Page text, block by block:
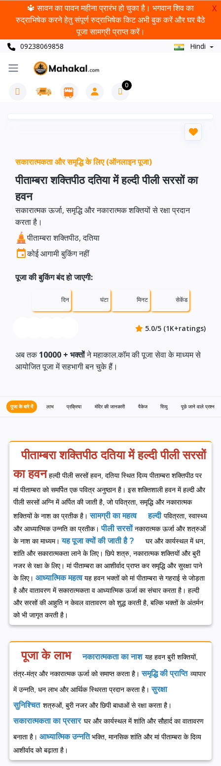
🔱 सावन का पावन महीना प्रारंभ हो चुका है। भगवान शिव का
रुद्राभिषेक करने हेतु संपूर्ण रुद्राभिषेक किट अभी बुक करें और घर बैठे
पूजा सामग्री प्राप्त करें।
X
09238069858 Hindi
0
सकारात्मकता और समृद्धि के लिए (ऑनलाइन पूजा)
पीताम्बरा शक्तिपीठ दतिया में हल्दी पीली सरसों का
हवन
सकारात्मक ऊर्जा, समृद्धि और नकारात्मक शक्तियों से रक्षा प्रदान
करता है।
पीताम्बरा शक्तिपीठ, दतिया
कोई आगामी बुकिंग नहीं
पूजा की बुकिंग बंद हो जाएगी:
दिन घंटा मिनट सेकेंड
5.0/5 (1K+ratings)
अब तक 10000 + भक्तोंने महाकाल.कॉम की पूजा सेवा के माध्यम से
आयोजित पूजा में सहभागी बन चुके हैं।
पूजा के बारे में लाभ प्रक्रिया मंदिर की जानकारी पैकेज रिव्यु पूछे जाने वाले प्रश्न
पीताम्बरा शक्तिपीठ दतिया में हल्दी पीली सरसों
का हवन हल्दी पीली सरसों हवन, दतिया स्थित दिव्य पीताम्बरा शक्तिपीठ पर
मां पीताम्बरा को समर्पित एक पवित्र अनुष्ठान है। इस शक्तिशाली हवन में हल्दी और
पीली सरसों अग्नि में अर्पित की जाती है, जो पवित्रता, समृद्धि और नकारात्मक
शक्तियों के नाश का प्रतीक है। सामग्री का महत्व हल्दी पवित्रता, स्वास्थ्य
और आध्यात्मिक उन्नति का प्रतीक। पीली सरसोंनकारात्मक ऊर्जा और शत्रुओं
के नाश का माध्यम। यह पूजा क्यों की जाती है ?
घर और कार्यस्थल में धन,
शांति और सकारात्मकता लाने के लिए। छिपे शत्रु, नकारात्मक शक्तियों और बुरी
नजर से रक्षा के लिए। मां पीताम्बरा का आशीर्वाद प्राप्त कर समृद्धि और सुरक्षा पाने
के लिए। आध्यात्मिक महत्व यह हवन भक्तों को मां पीताम्बरा से गहराई से जोड़ता
है और वातावरण में सकारात्मकता व आध्यात्मिक ऊर्जा का संचार करता है। हल्दी
और सरसों की आहुति न केवल वातावरण को शुद्ध करती है, बल्कि भक्तों के अंतर्मन
को भी जागृत करती है।
पूजा के लाभ नकारात्मकता का नाश यह हवन बुरी शक्तियों,
तंत्र-मंत्र और नकारात्मक ऊर्जा को समाप्त करता है। समृद्धि की प्राप्ति व्यापार
में उन्नति, धन लाभ और आर्थिक स्थिरता प्रदान करता है। सुरक्षा
सुनिश्चित शत्रुओं, बुरी नजर और छिपी बाधाओं से रक्षा करता है।
सकारात्मकता का प्रसार घर और कार्यस्थल में शांति और सौहार्द का वातावरण
बनाता है। आध्यात्मिक उन्नतिभक्ति, मानसिक शांति और मां पीताम्बरा के दिव्य
आशीर्वाद को बढ़ाता है।